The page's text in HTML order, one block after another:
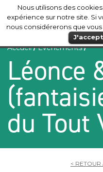
Accueil/Evénements/
Léonce
du Tout
<
Nous utilisons des
expérience sur notre site. Si
nous considérerons que